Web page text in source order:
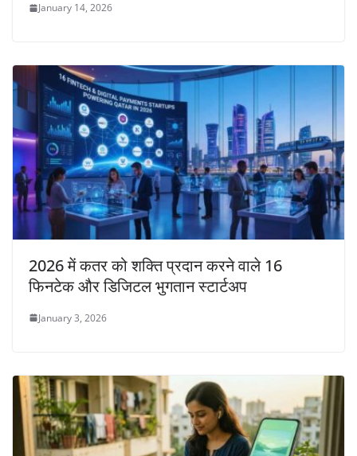
January 14, 2026
2026 में कतर को शक्ति प्रदान करने वाले 16
फिनटेक और डिजिटल भुगतान स्टार्टअप
January 3, 2026